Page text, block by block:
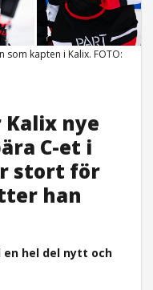
som kapten i Kalix. FOTO:
Kalix nye
C-et i
stort för
han
en hel del nytt och